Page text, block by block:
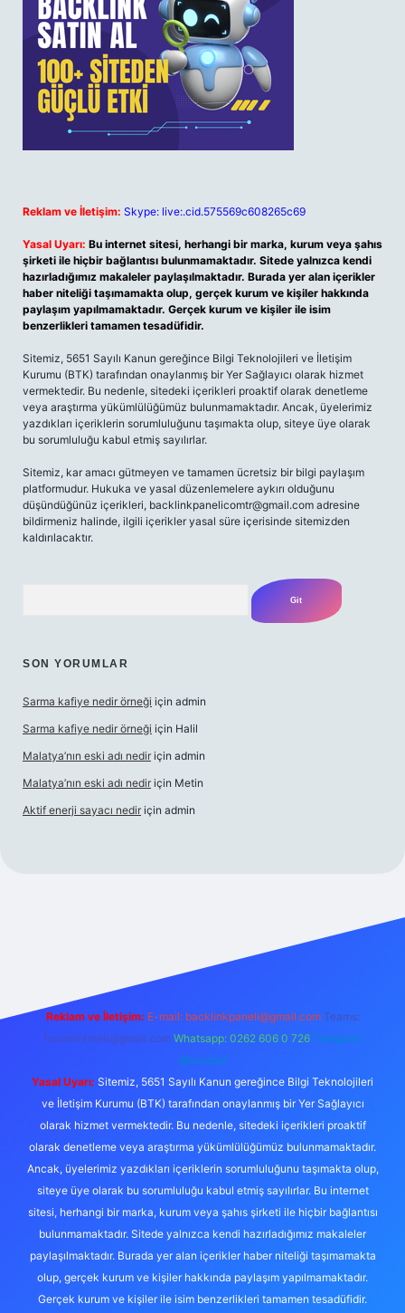
Reklam ve İletişim: Skype: live:.cid.575569c608265c69
Yasal Uyarı: Bu internet sitesi, herhangi bir marka, kurum veya şahıs
şirketi ile hiçbir bağlantısı bulunmamaktadır. Sitede yalnızca kendi
hazırladığımız makaleler paylaşılmaktadır. Burada yer alan içerikler
haber niteliği taşımamakta olup, gerçek kurum ve kişiler hakkında
paylaşım yapılmamaktadır. Gerçek kurum ve kişiler ile isim
benzerlikleri tamamen tesadüfidir.
Sitemiz, 5651 Sayılı Kanun gereğince Bilgi Teknolojileri ve İletişim
Kurumu (BTK) tarafından onaylanmış bir Yer Sağlayıcı olarak hizmet
vermektedir. Bu nedenle, sitedeki içerikleri proaktif olarak denetleme
veya araştırma yükümlülüğümüz bulunmamaktadır. Ancak, üyelerimiz
yazdıkları içeriklerin sorumluluğunu taşımakta olup, siteye üye olarak
bu sorumluluğu kabul etmiş sayılırlar.
Sitemiz, kar amacı gütmeyen ve tamamen ücretsiz bir bilgi paylaşım
platformudur. Hukuka ve yasal düzenlemelere aykırı olduğunu
düşündüğünüz içerikleri, backlinkpanelicomtr@gmail.com adresine
bildirmeniz halinde, ilgili içerikler yasal süre içerisinde sitemizden
kaldırılacaktır.
SON YORUMLAR
Sarma kafiye nedir örneği için admin
Sarma kafiye nedir örneği için Halil
Malatya’nın eski adı nedir için admin
Malatya’nın eski adı nedir için Metin
Aktif enerji sayacı nedir için admin
Reklam ve İletişim: E-mail: backlinkpaneli@gmail.com Teams:
forumhizmeti@gmail.com Whatsapp: 0262 606 0 726 Telegram:
@karabul
Yasal Uyarı: Sitemiz, 5651 Sayılı Kanun gereğince Bilgi Teknolojileri
ve İletişim Kurumu (BTK) tarafından onaylanmış bir Yer Sağlayıcı
olarak hizmet vermektedir. Bu nedenle, sitedeki içerikleri proaktif
olarak denetleme veya araştırma yükümlülüğümüz bulunmamaktadır.
Ancak, üyelerimiz yazdıkları içeriklerin sorumluluğunu taşımakta olup,
siteye üye olarak bu sorumluluğu kabul etmiş sayılırlar. Bu internet
sitesi, herhangi bir marka, kurum veya şahıs şirketi ile hiçbir bağlantısı
bulunmamaktadır. Sitede yalnızca kendi hazırladığımız makaleler
paylaşılmaktadır. Burada yer alan içerikler haber niteliği taşımamakta
olup, gerçek kurum ve kişiler hakkında paylaşım yapılmamaktadır.
Gerçek kurum ve kişiler ile isim benzerlikleri tamamen tesadüfidir.